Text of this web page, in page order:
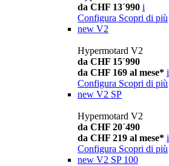
da CHF 13´990 i
Configura Scopri di più
new V2
Hypermotard V2
da CHF 15´990
da CHF 169 al mese* i
Configura Scopri di più
new V2 SP
Hypermotard V2
da CHF 20´490
da CHF 219 al mese* i
Configura Scopri di più
new V2 SP 100